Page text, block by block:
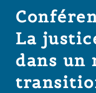
La
dans un